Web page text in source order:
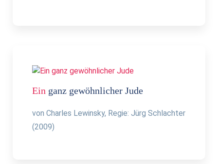
Ein ganz gewöhnlicher Jude
von Charles Lewinsky, Regie: Jürg Schlachter
(2009)